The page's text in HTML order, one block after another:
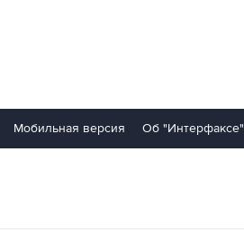
Мобильная версия Об "Интерфаксе"